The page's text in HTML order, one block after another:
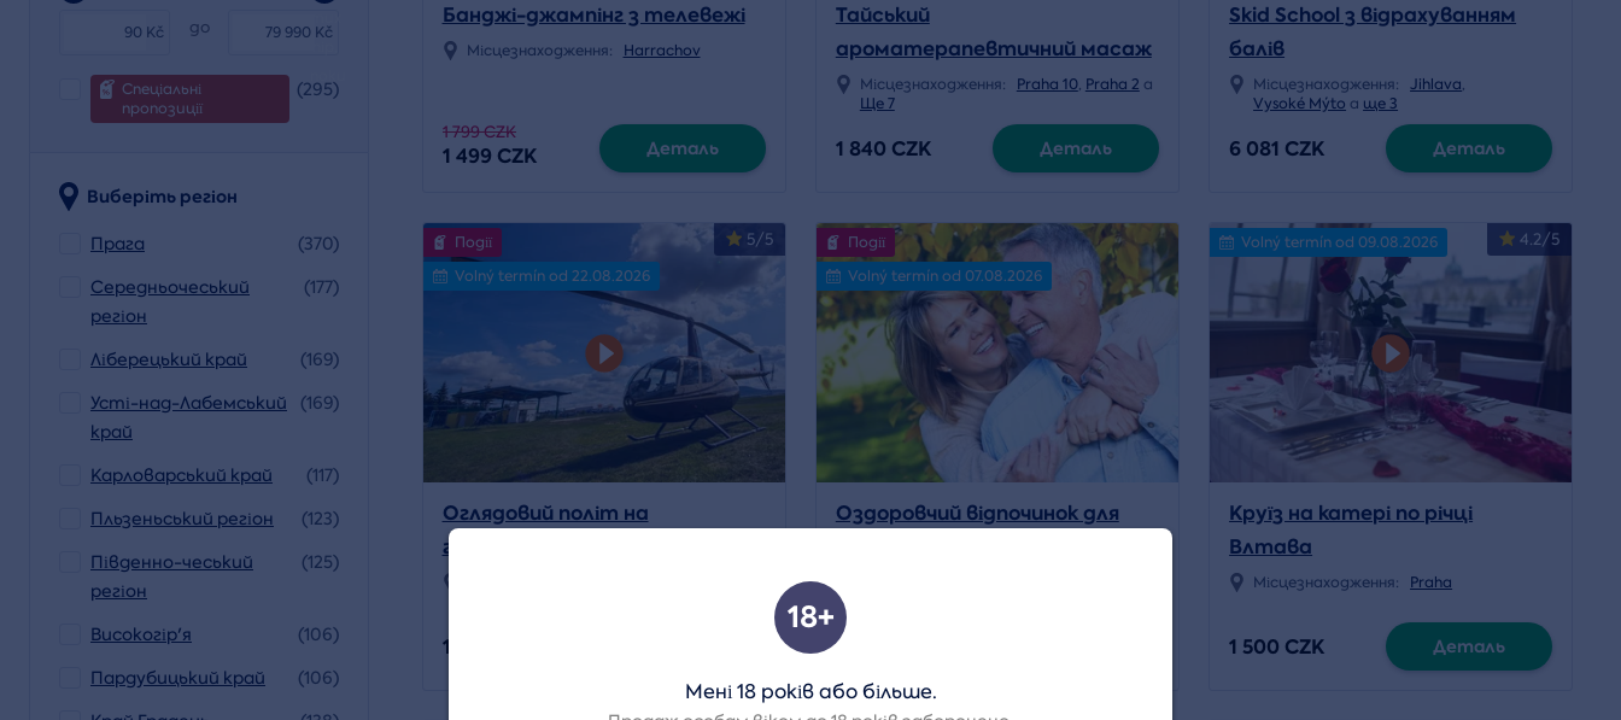
Kč Kč
до
Спеціальні
пропозиції
(295)
Виберіть регіон
Прага
(370)
Середньочеський
регіон
(177)
Ліберецький край
(169)
Усті-над-Лабемський
край
(169)
Карловарський край
(117)
Пльзеньський регіон
(123)
Південно-чеський
регіон
(125)
Високогір'я
(106)
Пардубицький край
(106)
Банджі-джампінг з телевежі
Місцезнаходження: Harrachov
1 799 CZK
1 499 CZK Деталь
Тайський
ароматерапевтичний масаж
Місцезнаходження: Praha 10, Praha 2 a
Ще 7
1 840 CZK Деталь
Skid School з відрахуванням
балів
Місцезнаходження: Jihlava,
Vysoké Mýto a ще 3
6 081 CZK Деталь
5/5
Події
Volný termín od 22.08.2026
Оглядовий політ на
гелікоптері
1 490 CZK
Події
Volný termín od 07.08.2026
Оздоровчий відпочинок для
14 990 CZK
4.2/5
Volný termín od 09.08.2026
Круїз на катері по річці
Влтава
Місцезнаходження: Praha
1 500 CZK Деталь
18+
Мені 18 років або більше.